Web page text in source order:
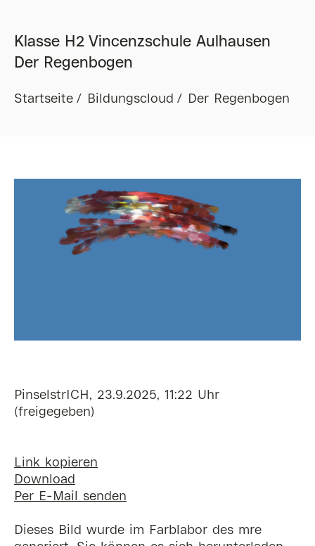
Klasse H2 Vincenzschule Aulhausen
Der Regenbogen
Startseite Bildungscloud Der Regenbogen
PinselstrICH, 23.9.2025, 11:22 Uhr
(freigegeben)
Link kopieren
Download
Per E-Mail senden
Dieses Bild wurde im Farblabor des mre